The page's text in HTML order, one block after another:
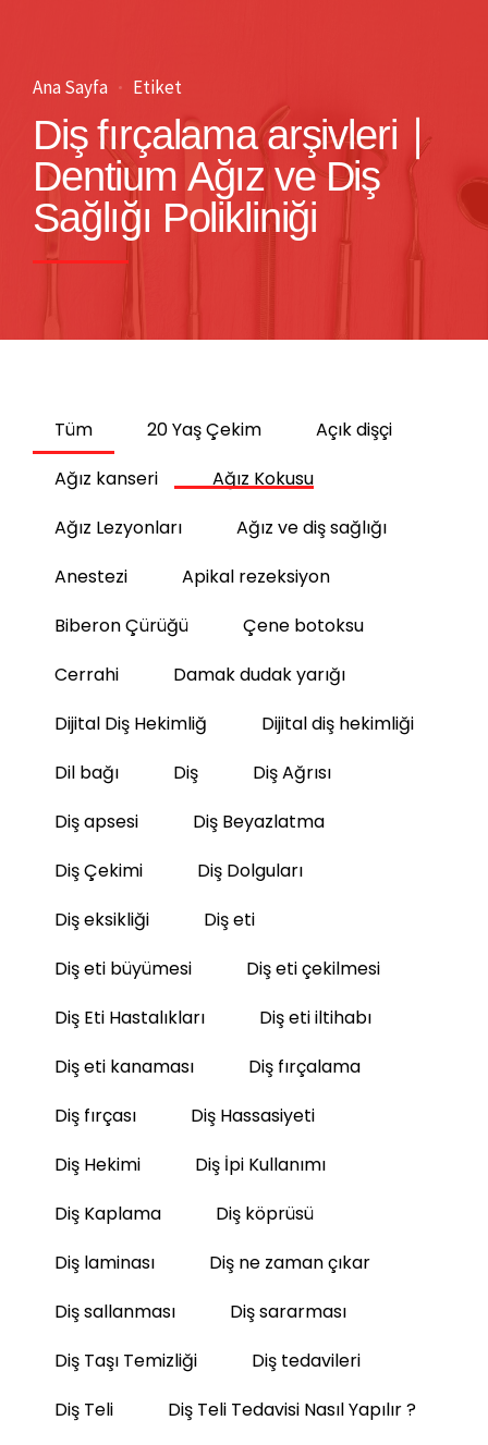
Ana Sayfa Etiket
Diş fırçalama arşivleri |
Dentium Ağız ve Diş
Sağlığı Polikliniği
Tüm 20 Yaş Çekim
Açık dişçi
Ağız kanseri
Ağız Kokusu
Ağız Lezyonları
Ağız ve diş sağlığı
Anestezi
Apikal rezeksiyon
Biberon Çürüğü
Çene botoksu
Cerrahi
Damak dudak yarığı
Dijital Diş Hekimliğ
Dijital diş hekimliği
Dil bağı
Diş
Diş Ağrısı
Diş apsesi
Diş Beyazlatma
Diş Çekimi
Diş Dolguları
Diş eksikliği
Diş eti
Diş eti büyümesi
Diş eti çekilmesi
Diş Eti Hastalıkları
Diş eti iltihabı
Diş eti kanaması
Diş fırçalama
Diş fırçası
Diş Hassasiyeti
Diş Hekimi
Diş İpi Kullanımı
Diş Kaplama
Diş köprüsü
Diş laminası
Diş ne zaman çıkar
Diş sallanması
Diş sararması
Diş Taşı Temizliği
Diş tedavileri
Diş Teli
Diş Teli Tedavisi Nasıl Yapılır ?